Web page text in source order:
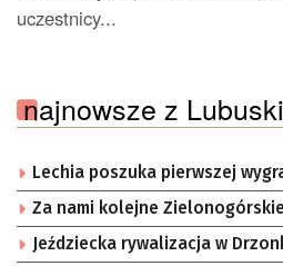
uczestnicy...
najnowsze z
Lechia poszuka pierwszej
Za nami kolejne
Jeździecka rywalizacja w